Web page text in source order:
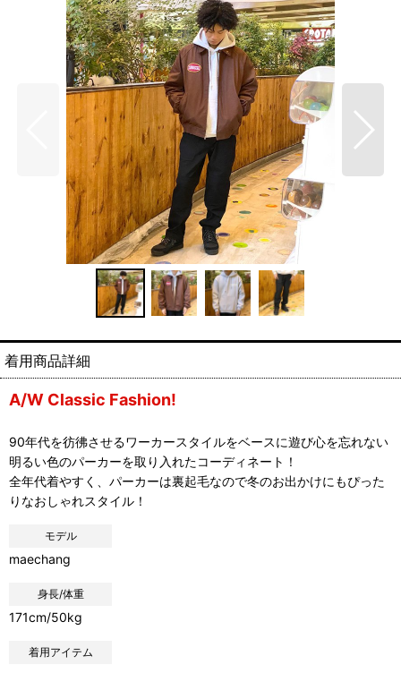
A/W Classic Fashion!
90年代を彷彿させるワーカースタイルをベースに遊び心を忘れない
明るい色のパーカーを取り入れたコーディネート！
全年代着やすく、パーカーは裏起毛なので冬のお出かけにもぴった
りなおしゃれスタイル！
モデル
maechang
身長/体重
171cm/50kg
着用アイテム